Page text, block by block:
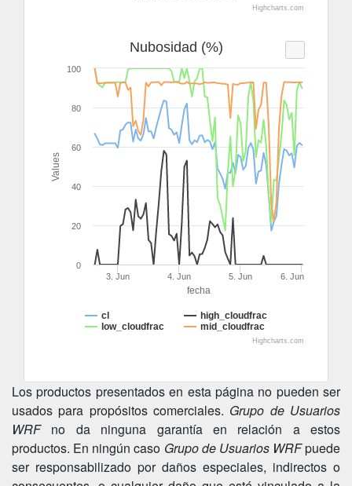
Highcharts.com
fecha
Values
Nubosidad (%)
cl
high_cloudfrac
low_cloudfrac
mid_cloudfrac
3. Jun 4. Jun 5. Jun 6. Jun
0
20
40
60
80
100
Highcharts.com
Los productos presentados en esta página no pueden ser
usados para propósitos comerciales. Grupo de Usuarios
WRFno da ninguna garantía en relación a estos
productos. En ningún caso Grupo de Usuarios WRFpuede
ser responsabilizado por daños especiales, indirectos o